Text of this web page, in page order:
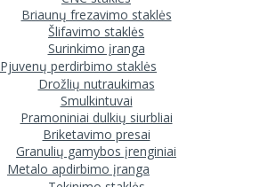
Briaunų frezavimo staklės
Šlifavimo staklės
Surinkimo įranga
Pjuvenų perdirbimo staklės
Drožlių nutraukimas
Smulkintuvai
Pramoniniai dulkių siurbliai
Briketavimo presai
Granulių gamybos įrenginiai
Metalo apdirbimo įranga